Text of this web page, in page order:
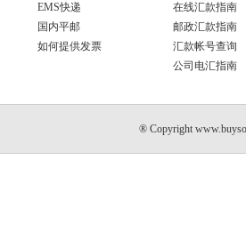
EMS快递
在线汇款指南
国内平邮
邮政汇款指南
如何提供发票
汇款帐号查询
公司电汇指南
® Copyright